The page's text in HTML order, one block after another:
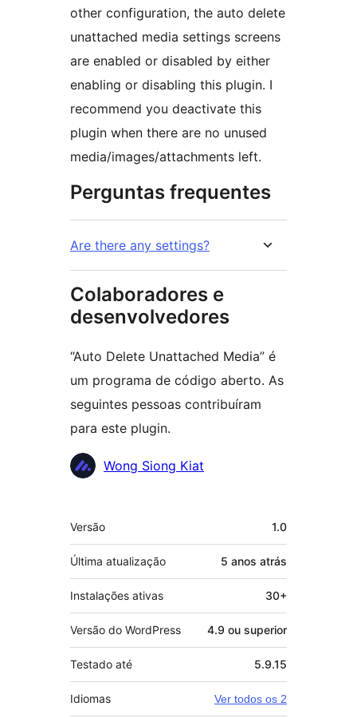
other configuration, the auto delete
unattached media settings screens
are enabled or disabled by either
enabling or disabling this plugin. I
recommend you deactivate this
plugin when there are no unused
media/images/attachments left.
Perguntas frequentes
Are there any settings?
Colaboradores e
desenvolvedores
“Auto Delete Unattached Media” é
um programa de código aberto. As
seguintes pessoas contribuíram
para este plugin.
Colaboradores
Wong Siong Kiat
Meta
Versão 1.0
Última atualização 5 anos atrás
Instalações ativas 30+
Versão do WordPress 4.9 ou superior
Testado até 5.9.15
Idiomas Ver todos os 2